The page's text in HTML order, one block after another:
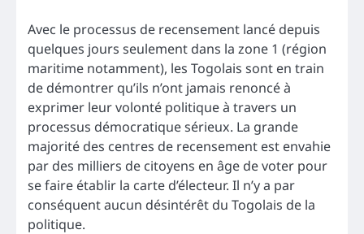
Avec le processus de recensement lancé depuis
quelques jours seulement dans la zone 1 (région
maritime notamment), les Togolais sont en train
de démontrer qu’ils n’ont jamais renoncé à
exprimer leur volonté politique à travers un
processus démocratique sérieux. La grande
majorité des centres de recensement est envahie
par des milliers de citoyens en âge de voter pour
se faire établir la carte d’électeur. Il n’y a par
conséquent aucun désintérêt du Togolais de la
politique.